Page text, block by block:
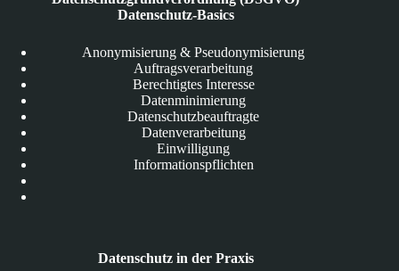
Datenschutz-Basics
Anonymisierung & Pseudonymisierung
Auftragsverarbeitung
Berechtigtes Interesse
Datenminimierung
Datenschutzbeauftragte
Datenverarbeitung
Einwilligung
Informationspflichten
Datenschutz in der Praxis